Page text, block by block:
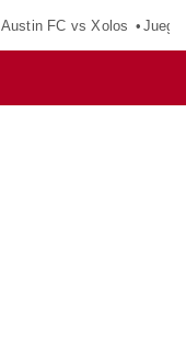
Austin FC vs Xolos